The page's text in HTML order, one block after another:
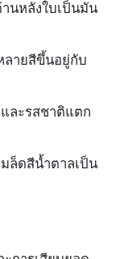
นหลังใบเป็นมัน
ลายสีขึ้นอยู่กับ
และรสชาติแตก
ล็ดสีน้ำตาลเป็น